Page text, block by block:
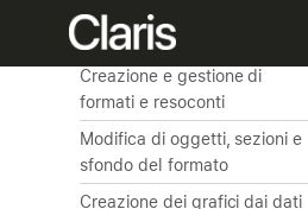
Utilizzo delle tabelle
correlate
Creazione e gestione di
formati e resoconti
Modifica di oggetti, sezioni e
sfondo del formato
Creazione dei grafici dai dati